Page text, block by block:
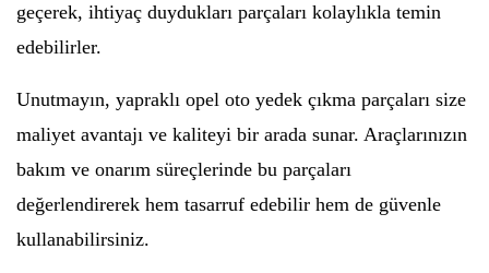
geçerek, ihtiyaç duydukları parçaları kolaylıkla temin
edebilirler.
Unutmayın, yapraklı opel oto yedek çıkma parçaları size
maliyet avantajı ve kaliteyi bir arada sunar. Araçlarınızın
bakım ve onarım süreçlerinde bu parçaları
değerlendirerek hem tasarruf edebilir hem de güvenle
kullanabilirsiniz.